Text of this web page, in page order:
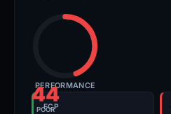
44
POOR
PERFORMANCE
FCP